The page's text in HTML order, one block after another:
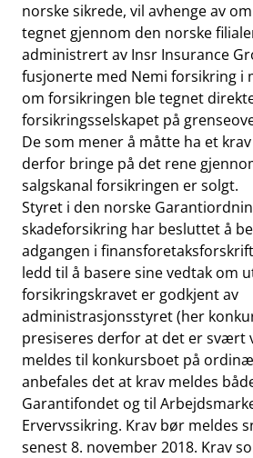
norske sikrede, vil avhenge av
tegnet gjennom den norske
administrert av Insr Insurance
fusjonerte med Nemi forsikring i
om forsikringen ble tegnet
forsikringsselskapet på
De som mener å måtte ha et
derfor bringe på det rene
salgskanal forsikringen er solgt.
Styret i den norske
skadeforsikring har besluttet å
adgangen i
ledd til å basere sine vedtak om
forsikringskravet er godkjent av
administrasjonsstyret (her
presiseres derfor at det er svært
meldes til konkursboet på
anbefales det at krav meldes
Garantifondet og til
Ervervssikring. Krav bør meldes
senest 8. november 2018. Krav